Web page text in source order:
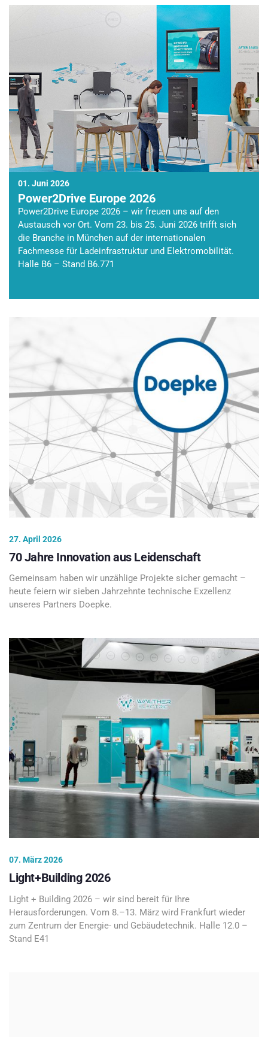
01. Juni 2026
Power2Drive Europe 2026
Power2Drive Europe 2026 – wir freuen uns auf den
Austausch vor Ort. Vom 23. bis 25. Juni 2026 trifft sich
die Branche in München auf der internationalen
Fachmesse für Ladeinfrastruktur und Elektromobilität.
Halle B6 – Stand B6.771
27. April 2026
70 Jahre Innovation aus Leidenschaft
Gemeinsam haben wir unzählige Projekte sicher gemacht –
heute feiern wir sieben Jahrzehnte technische Exzellenz
unseres Partners Doepke.
07. März 2026
Light+Building 2026
Light + Building 2026 – wir sind bereit für Ihre
Herausforderungen. Vom 8.–13. März wird Frankfurt wieder
zum Zentrum der Energie- und Gebäudetechnik. Halle 12.0 –
Stand E41